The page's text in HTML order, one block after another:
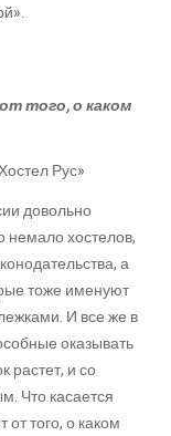
того, о каком
Рус»
довольно
немало хостелов,
а
тоже именуют
И все же в
оказывать
растет, и со
Что касается
от того, о каком